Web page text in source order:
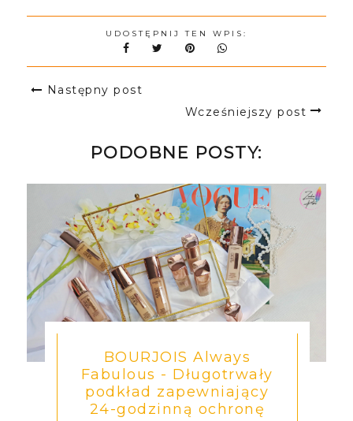
UDOSTĘPNIJ TEN WPIS:
Następny post
Wcześniejszy post
PODOBNE POSTY:
BOURJOIS Always
Fabulous - Długotrwały
podkład zapewniający
24-godzinną ochronę